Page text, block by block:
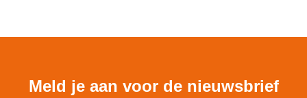
Meld je aan voor de nieuwsbrief